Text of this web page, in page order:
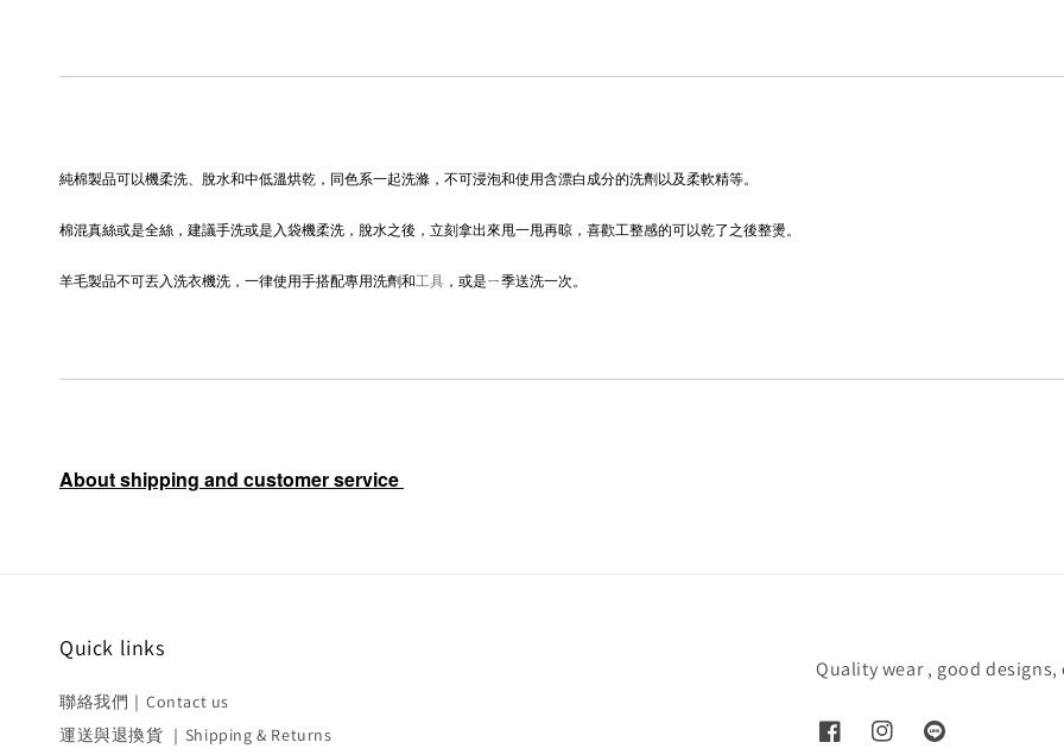
純棉製品可以機柔洗、脫水和中低溫烘乾，同色系一起洗滌，不可浸泡和使用含漂白成分的洗劑以及柔軟精等。
棉混真絲或是全絲，建議手洗或是入袋機柔洗，脫水之後，立刻拿出來甩一甩再晾，喜歡工整感的可以乾了之後整燙。
羊毛製品不可丟入洗衣機洗，一律使用手搭配專用洗劑和工具 ，或是ㄧ季送洗一次。
About shipping and customer service
Quick links
聯絡我們｜Contact us
運送與退換貨 ｜Shipping & Returns
Quality wear , good